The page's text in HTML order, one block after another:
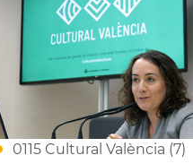
0115 Cultural València (7)